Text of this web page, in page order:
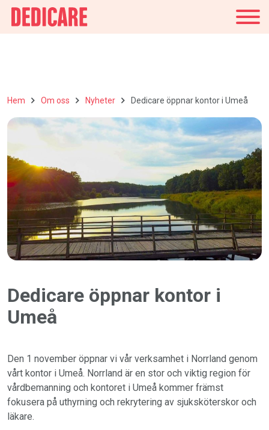
Hem Om oss Nyheter Dedicare öppnar kontor i Umeå
Dedicare öppnar kontor i
Umeå
Den 1 november öppnar vi vår verksamhet i Norrland genom
vårt kontor i Umeå. Norrland är en stor och viktig region för
vårdbemanning och kontoret i Umeå kommer främst
fokusera på uthyrning och rekrytering av sjuksköterskor och
läkare.